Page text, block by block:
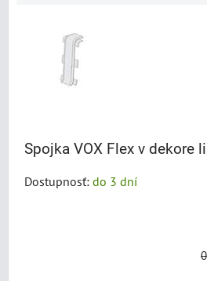
Spojka VOX Flex v dekore
Dostupnosť: do 3 dní